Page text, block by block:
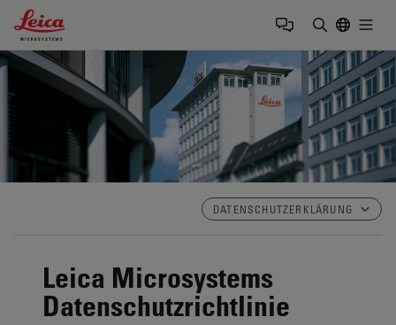
Leica Microsystems Logo
DATENSCHUTZERKLÄRUNG
Leica Microsystems
Datenschutzrichtlinie